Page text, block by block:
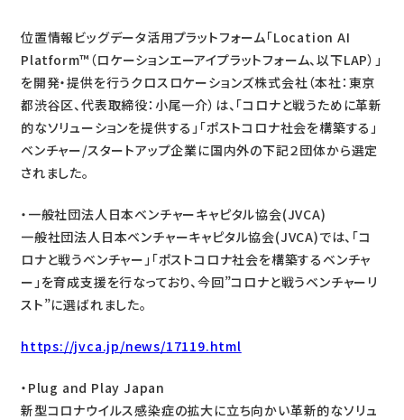
位置情報ビッグデータ活用プラットフォーム「Location AI
Platform™（ロケーションエーアイプラットフォーム、以下LAP）」
を開発・提供を行うクロスロケーションズ株式会社（本社：東京
都渋谷区、代表取締役：小尾一介）は、「コロナと戦うために革新
的なソリューションを提供する」「ポストコロナ社会を構築する」
ベンチャー/スタートアップ企業に国内外の下記２団体から選定
されました。
・一般社団法人日本ベンチャーキャピタル協会(JVCA)
一般社団法人日本ベンチャーキャピタル協会(JVCA)では、「コ
ロナと戦うベンチャー」「ポストコロナ社会を構築するベンチャ
ー」を育成支援を行なっており、今回”コロナと戦うベンチャーリ
スト”に選ばれました。
https://jvca.jp/news/17119.html
・Plug and Play Japan
新型コロナウイルス感染症の拡大に立ち向かい革新的なソリュ